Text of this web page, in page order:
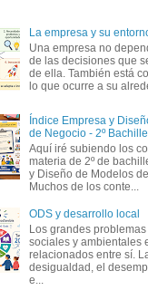
La empresa y su
Una empresa no
de las decisiones que
de ella. También está
lo que ocurre a su
Índice Empresa y
de Negocio - 2º
Aquí iré subiendo los
materia de 2º de
y Diseño de Modelos
Muchos de los conte...
ODS y desarrollo local
Los grandes
sociales y ambientales
relacionados entre sí.
desigualdad, el
e...